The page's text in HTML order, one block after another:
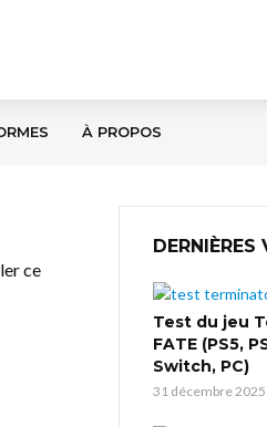
À PROPOS
ce
DERNIÈRES
Test du jeu
FATE (PS5,
Switch, PC)
31 décembre 2025